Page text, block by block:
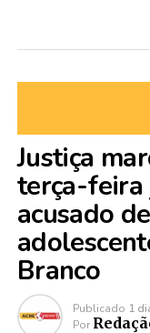
Justiça
terça-
acusado
Branco
Publicado 1
Por